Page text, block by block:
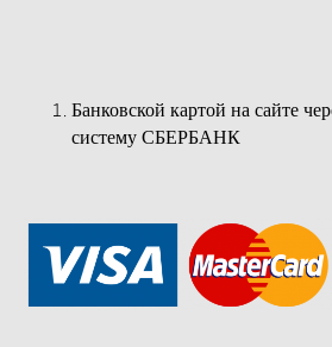
Банковской картой на сайте
систему СБЕРБАНК